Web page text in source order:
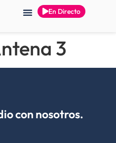
En Directo
3
con nosotros.